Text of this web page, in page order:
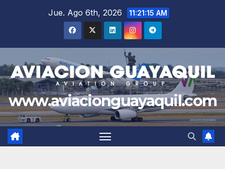
Jue. Ago 6th, 2026 11:21:17 AM
www.aviacionguayaquil.com